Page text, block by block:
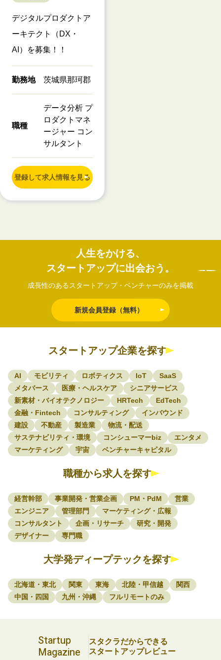
デジタルプロダクトア
ーキテクト（DX・
AI）を募集！！
勤務地 茨城県那珂郡
職種
データ分析 プ
ロダクトマネ
ージャー コン
サルタント
登録して求人情報を見る
人生をかける、
スタートアップに出会おう。
成長性のあるスタートアップ・ベンチャーのみを掲載
新規会員登録（無料）
スタートアップ企業を探す
AI モビリティ ロボティクス IoT
SaaS
メタバース
医療・ヘルスケア
シニアサービス
新素材・バイオテクノロジー
HRTech
EdTech
金融・Fintech
コンサルティング
インバウンド
建設
不動産 製造業
物流・配送
サステナビリティ・環境
コンシューマーbiz
エンタメ
マーケティング
宇宙 ベンチャーキャピタル
職種から求人を探す
経営幹部 事業開発・営業企画 PM・PdM
営業
エンジニア
管理部門
マーケティング・広報
コンサルタント
企画・リサーチ
研究・開発
デザイナー
専門職
大学発ディープテックを探す
北海道・東北 関東 東海 北陸・甲信越
関西
中国・四国
九州・沖縄 フルリモートのみ
Startup
Magazine
スタクラだからできる
スタートアップレビュー